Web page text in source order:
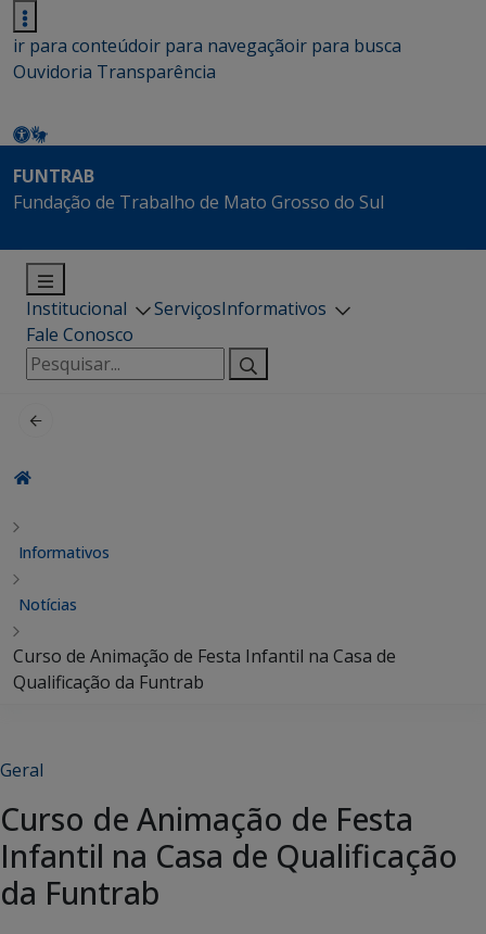
ir para conteúdoir para navegaçãoir para busca
Ouvidoria Transparência
FUNTRAB
Fundação de Trabalho de Mato Grosso do Sul
Institucional ServiçosInformativos
Fale Conosco
Pesquisar
por:
Informativos
Notícias
Curso de Animação de Festa Infantil na Casa de
Qualificação da Funtrab
Geral
Curso de Animação de Festa
Infantil na Casa de Qualificação
da Funtrab